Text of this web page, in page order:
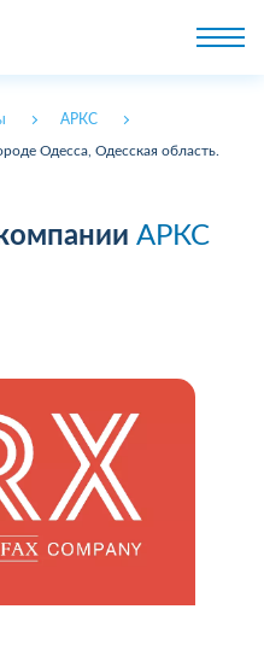
АРКС
Одесса, Одесская область.
АРКС